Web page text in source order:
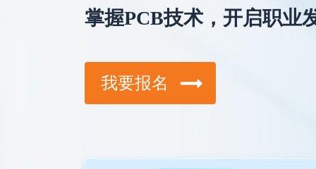
掌握PCB技术，开启职业
我要报名